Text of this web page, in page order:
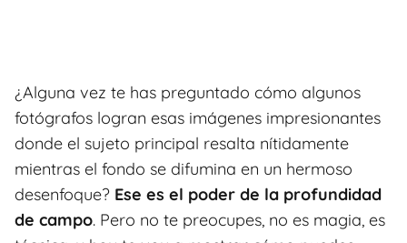
¿Alguna vez te has preguntado cómo algunos
fotógrafos logran esas imágenes impresionantes
donde el sujeto principal resalta nítidamente
mientras el fondo se difumina en un hermoso
desenfoque? Ese es el poder de la profundidad
de campo. Pero no te preocupes, no es magia, es